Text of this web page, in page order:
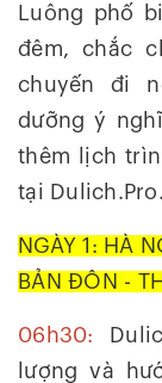
Luông phố
đêm, chắc
chuyến đi
dưỡng ý
thêm lịch
tại
NGÀY 1: HÀ
BẢN ĐÔN -
06h30:
lượng và